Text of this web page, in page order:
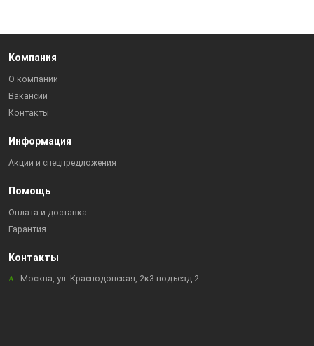
Компания
О компании
Вакансии
Контакты
Информация
Акции и спецпредложения
Помощь
Оплата и доставка
Гарантия
Контакты
Москва, ул. Краснодонская, 2к3 подъезд 2